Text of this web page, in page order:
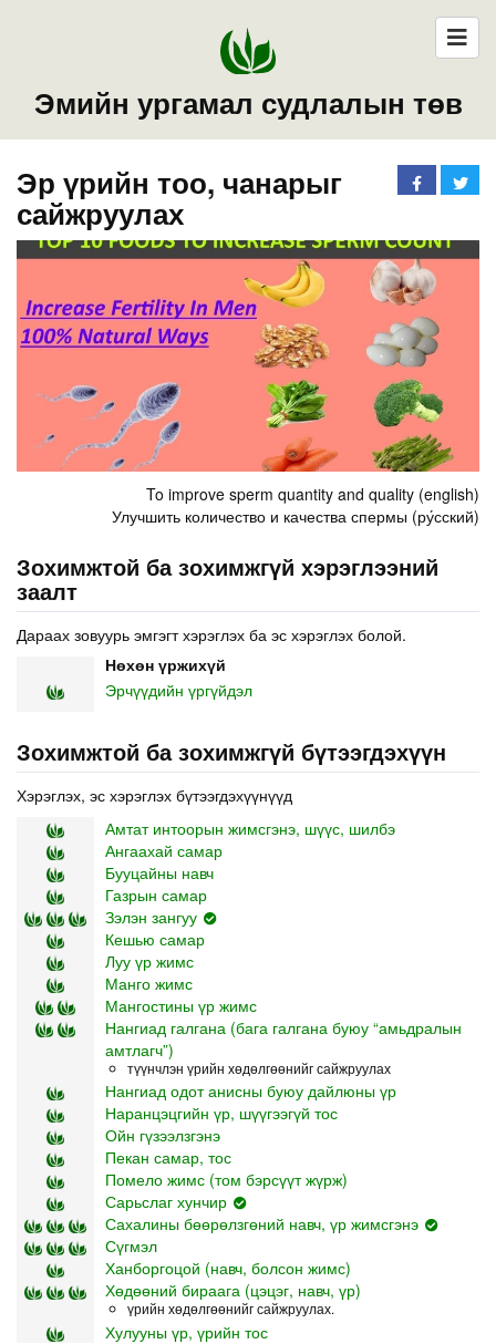
Эмийн ургамал судлалын төв
Эр үрийн тоо, чанарыг
сайжруулах
To improve sperm quantity and quality (english)
Улучшить количество и качества спермы (ру́сский)
Зохимжтой ба зохимжгүй хэрэглээний
заалт
Дараах зовуурь эмгэгт хэрэглэх ба эс хэрэглэх болой.
Нөхөн үржихүй
Эрчүүдийн үргүйдэл
Зохимжтой ба зохимжгүй бүтээгдэхүүн
Хэрэглэх, эс хэрэглэх бүтээгдэхүүнүүд
Амтат интоорын жимсгэнэ, шүүс, шилбэ
Ангаахай самар
Бууцайны навч
Газрын самар
Зэлэн зангуу
Кешью самар
Луу үр жимс
Манго жимс
Мангостины үр жимс
Нангиад галгана (бага галгана буюу “амьдралын
амтлагч”)
түүнчлэн үрийн хөдөлгөөнийг сайжруулах
Нангиад одот анисны буюу дайлюны үр
Наранцэцгийн үр, шүүгээгүй тос
Ойн гүзээлзгэнэ
Пекан самар, тос
Помело жимс (том бэрсүүт жүрж)
Сарьслаг хунчир
Сахалины бөөрөлзгөний навч, үр жимсгэнэ
Сүгмэл
Ханборгоцой (навч, болсон жимс)
Хөдөөний бираага (цэцэг, навч, үр)
үрийн хөдөлгөөнийг сайжруулах.
Хулууны үр, үрийн тос